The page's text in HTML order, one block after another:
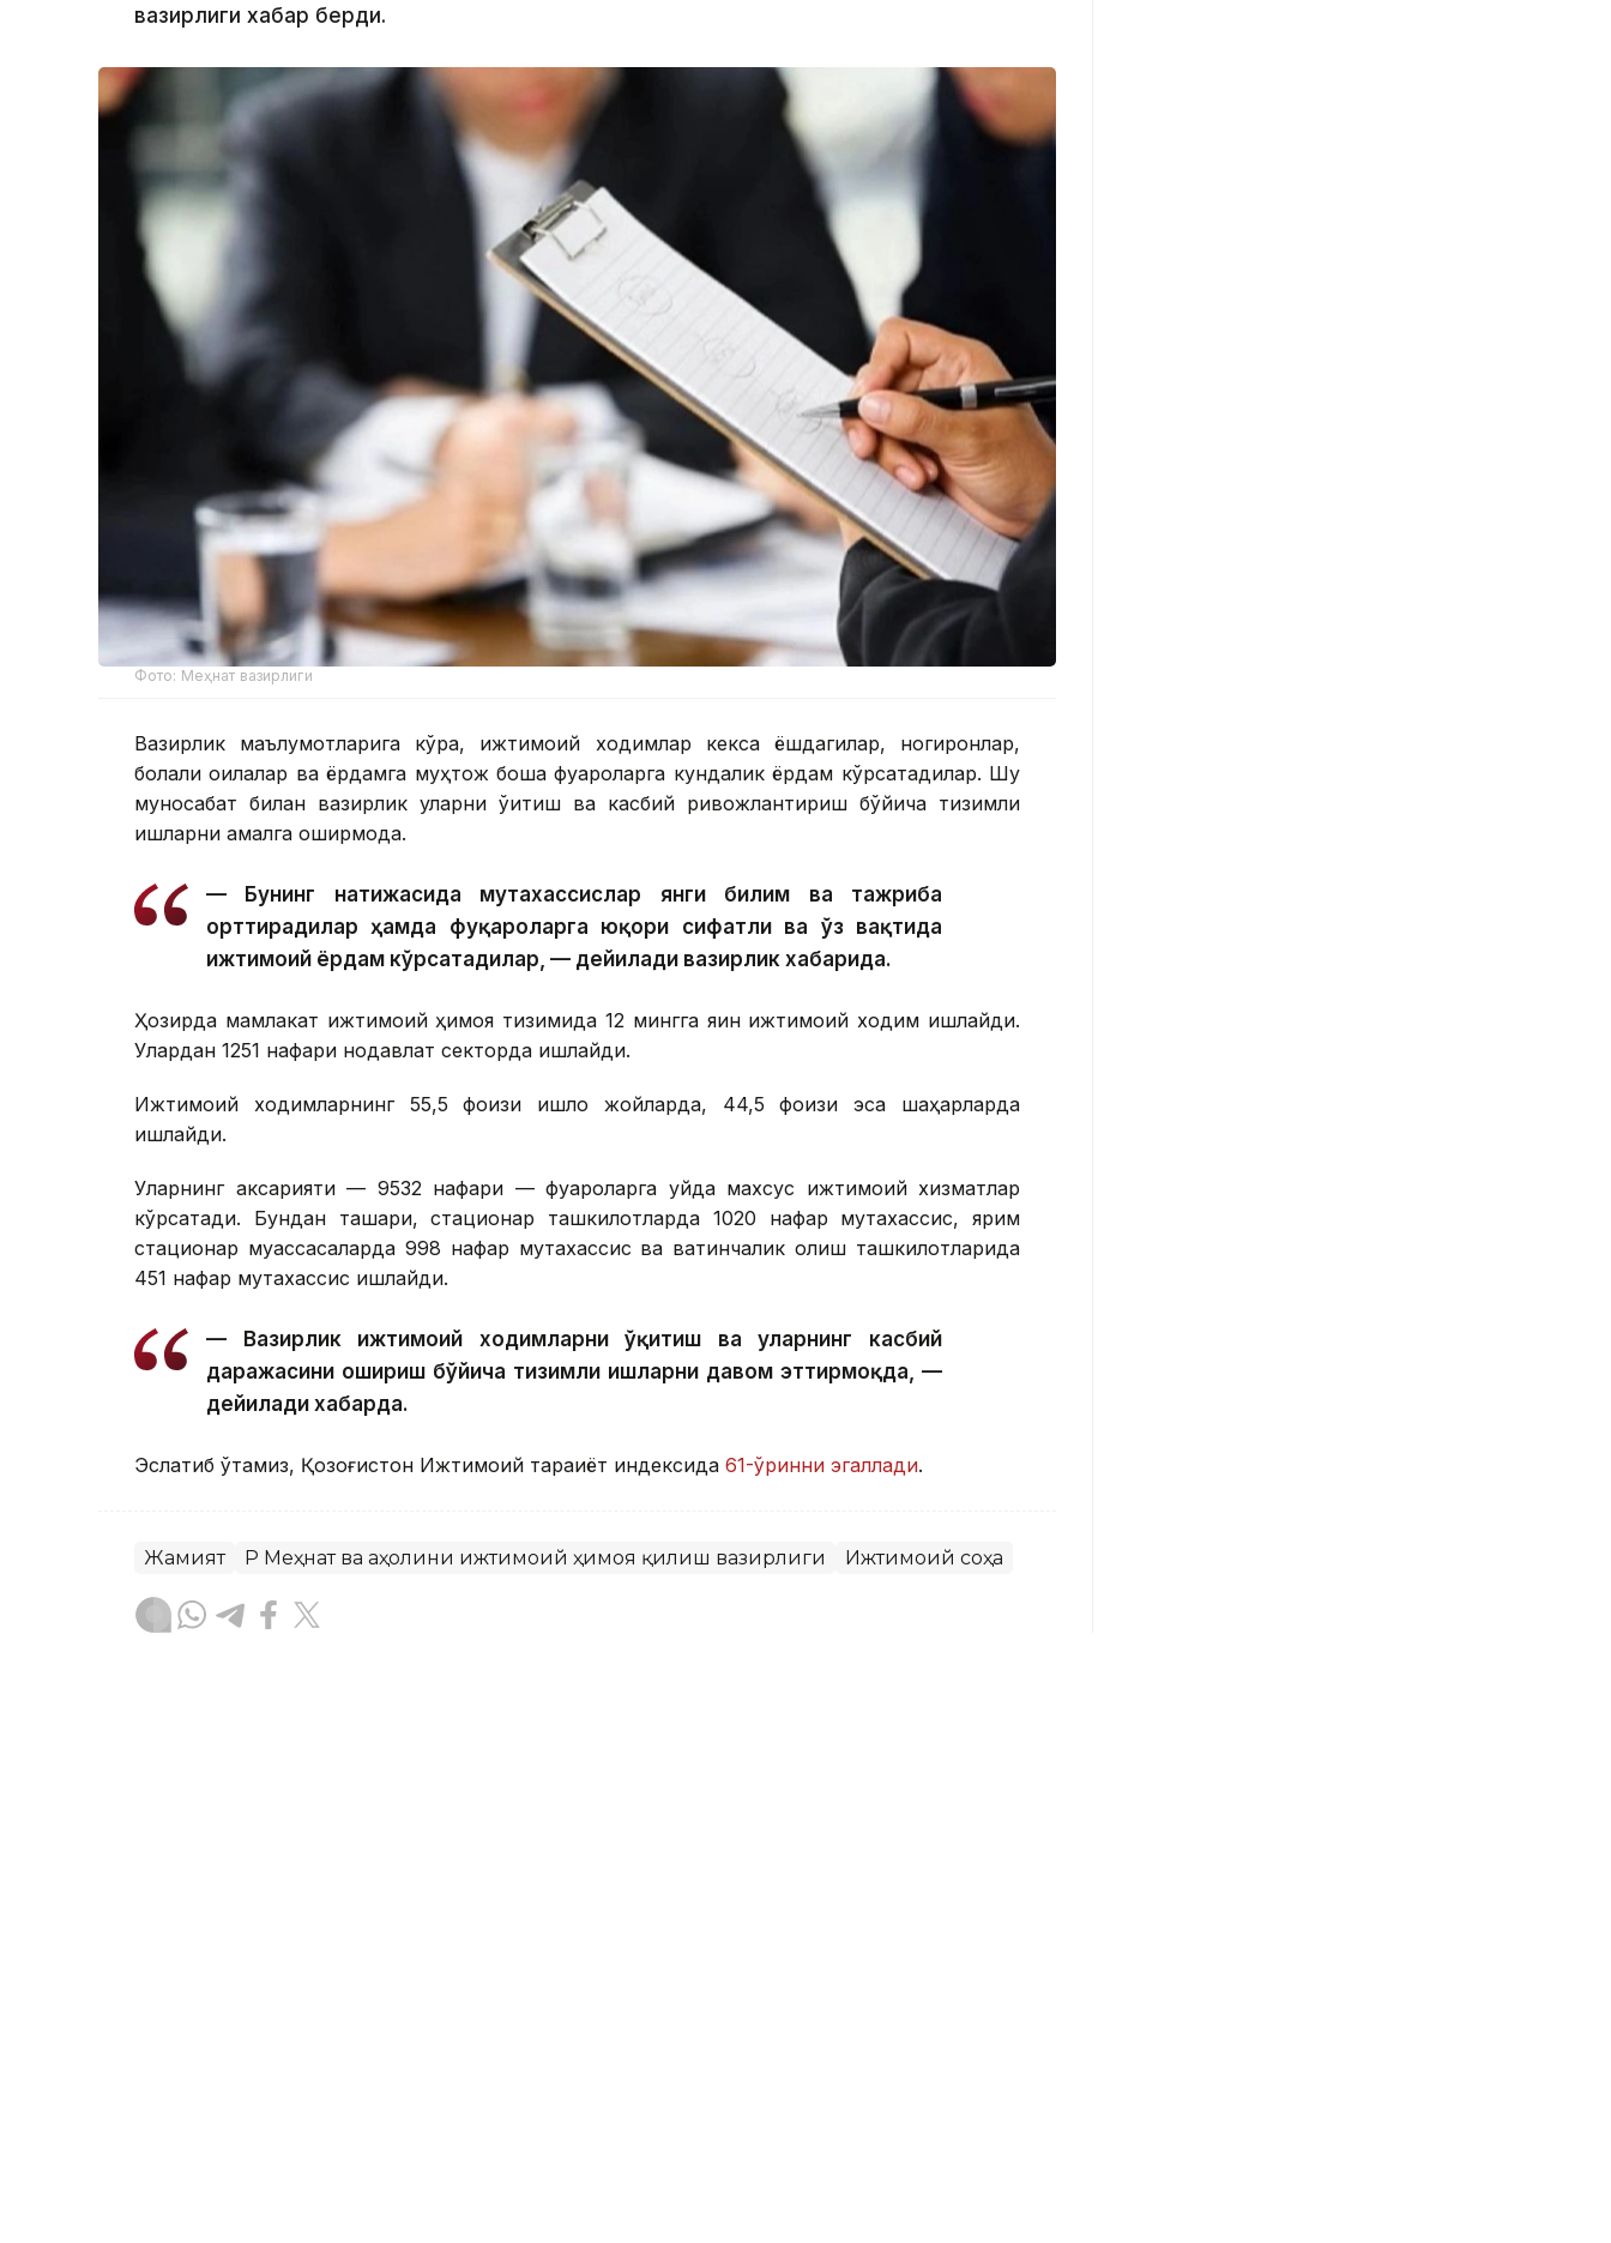
вазирлиги хабар берди.
Фото: Меҳнат вазирлиги
Вазирлик маълумотларига кўра, ижтимоий ходимлар кекса ёшдагилар, ногиронлар,
болали оилалар ва ёрдамга муҳтож бошқа фуқароларга кундалик ёрдам кўрсатадилар. Шу
муносабат билан вазирлик уларни ўқитиш ва касбий ривожлантириш бўйича тизимли
ишларни амалга оширмоқда.
— Бунинг натижасида мутахассислар янги билим ва тажриба
орттирадилар ҳамда фуқароларга юқори сифатли ва ўз вақтида
ижтимоий ёрдам кўрсатадилар, — дейилади вазирлик хабарида.
Ҳозирда мамлакат ижтимоий ҳимоя тизимида 12 мингга яқин ижтимоий ходим ишлайди.
Улардан 1251 нафари нодавлат секторда ишлайди.
Ижтимоий ходимларнинг 55,5 фоизи қишлоқ жойларда, 44,5 фоизи эса шаҳарларда
ишлайди.
Уларнинг аксарияти — 9532 нафари — фуқароларга уйда махсус ижтимоий хизматлар
кўрсатади. Бундан ташқари, стационар ташкилотларда 1020 нафар мутахассис, ярим
стационар муассасаларда 998 нафар мутахассис ва вақтинчалик қолиш ташкилотларида
451 нафар мутахассис ишлайди.
— Вазирлик ижтимоий ходимларни ўқитиш ва уларнинг касбий
даражасини ошириш бўйича тизимли ишларни давом эттирмоқда, —
дейилади хабарда.
Эслатиб ўтамиз, Қозоғистон Ижтимоий тараққиёт индексида 61-ўринни эгаллади.
Жамият ҚР Меҳнат ва аҳолини ижтимоий ҳимоя қилиш вазирлиги Ижтимоий соҳа